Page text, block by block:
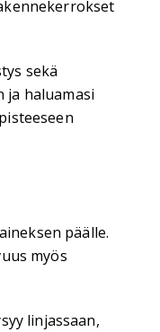
sekä
ja haluamasi
päälle.
myös
linjassaan,